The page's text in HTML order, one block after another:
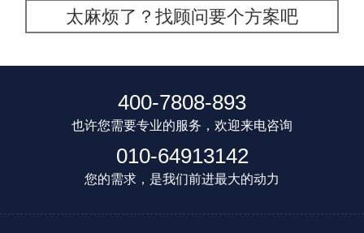
太麻烦了？找顾问要个方案吧
400-7808-893
也许您需要专业的服务，欢迎来电咨询
010-64913142
您的需求，是我们前进最大的动力